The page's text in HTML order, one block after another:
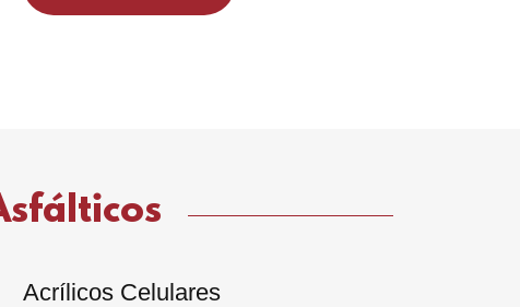
Acrílicos Celulares